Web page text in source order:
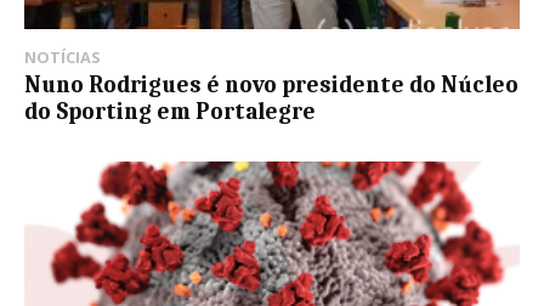
NOTÍCIAS
Nuno Rodrigues é novo presidente do Núcleo
do Sporting em Portalegre